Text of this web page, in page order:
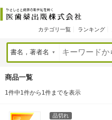
カテゴリ一覧 ランキング
商品一覧
1件中1件から1件までを表示
品切れ